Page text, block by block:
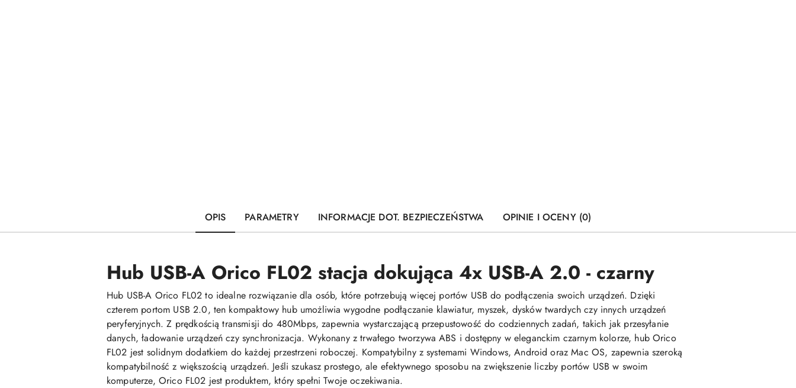
OPIS PARAMETRY INFORMACJE DOT. BEZPIECZEŃSTWA OPINIE I OCENY (0)
Hub USB-A Orico FL02 stacja dokująca 4x USB-A 2.0 - czarny
Hub USB-A Orico FL02 to idealne rozwiązanie dla osób, które potrzebują więcej portów USB do podłączenia swoich urządzeń. Dzięki
czterem portom USB 2.0, ten kompaktowy hub umożliwia wygodne podłączanie klawiatur, myszek, dysków twardych czy innych urządzeń
peryferyjnych. Z prędkością transmisji do 480Mbps, zapewnia wystarczającą przepustowość do codziennych zadań, takich jak przesyłanie
danych, ładowanie urządzeń czy synchronizacja. Wykonany z trwałego tworzywa ABS i dostępny w eleganckim czarnym kolorze, hub Orico
FL02 jest solidnym dodatkiem do każdej przestrzeni roboczej. Kompatybilny z systemami Windows, Android oraz Mac OS, zapewnia szeroką
kompatybilność z większością urządzeń. Jeśli szukasz prostego, ale efektywnego sposobu na zwiększenie liczby portów USB w swoim
komputerze, Orico FL02 jest produktem, który spełni Twoje oczekiwania.